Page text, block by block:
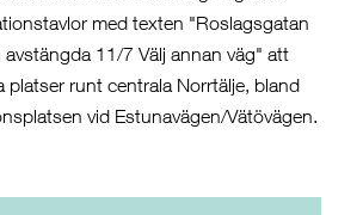
med texten "Roslagsgatan
11/7 Välj annan väg" att
platser runt centrala Norrtälje, bland
vid Estunavägen/Vätövägen.